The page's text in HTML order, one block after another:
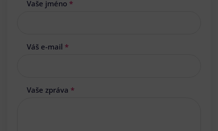
Vaše jméno *
Váš e-mail *
Vaše zpráva *